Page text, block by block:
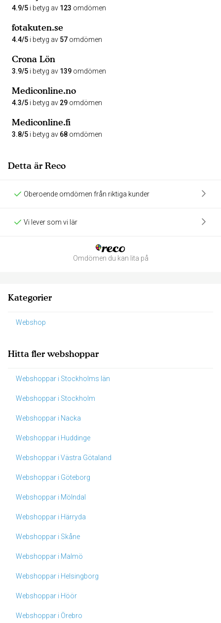
4.9/5 i betyg av 123 omdömen
fotakuten.se
4.4/5 i betyg av 57 omdömen
Crona Lön
3.9/5 i betyg av 139 omdömen
Mediconline.no
4.3/5 i betyg av 29 omdömen
Mediconline.fi
3.8/5 i betyg av 68 omdömen
Detta är Reco
Oberoende omdömen från riktiga kunder
Vi lever som vi lär
Omdömen du kan lita på
Kategorier
Webshop
Hitta fler webshoppar
Webshoppar i Stockholms län
Webshoppar i Stockholm
Webshoppar i Nacka
Webshoppar i Huddinge
Webshoppar i Västra Götaland
Webshoppar i Göteborg
Webshoppar i Mölndal
Webshoppar i Härryda
Webshoppar i Skåne
Webshoppar i Malmö
Webshoppar i Helsingborg
Webshoppar i Höör
Webshoppar i Örebro